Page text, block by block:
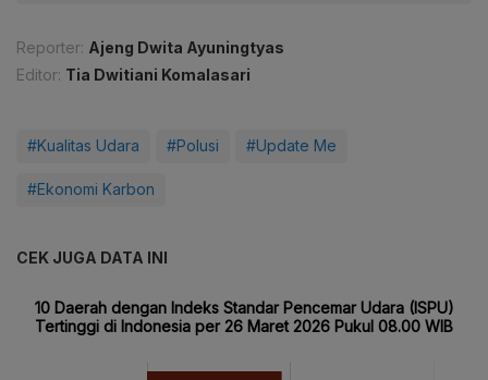
Reporter: Ajeng Dwita Ayuningtyas
Editor: Tia Dwitiani Komalasari
#Kualitas Udara #Polusi #Update Me
#Ekonomi Karbon
CEK JUGA DATA INI